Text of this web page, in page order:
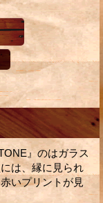
』のはガラス
は、縁に見られ
いプリントが見